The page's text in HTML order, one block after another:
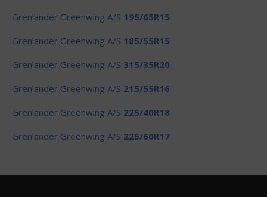
Grenlander Greenwing A/S 195/65R15
Grenlander Greenwing A/S 185/55R15
Grenlander Greenwing A/S 315/35R20
Grenlander Greenwing A/S 215/55R16
Grenlander Greenwing A/S 225/40R18
Grenlander Greenwing A/S 225/60R17